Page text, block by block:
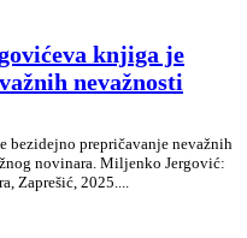
knjiga je
nevažnosti
bezidejno prepričavanje nevažnih
novinara. Miljenko Jergović:
Zaprešić, 2025....